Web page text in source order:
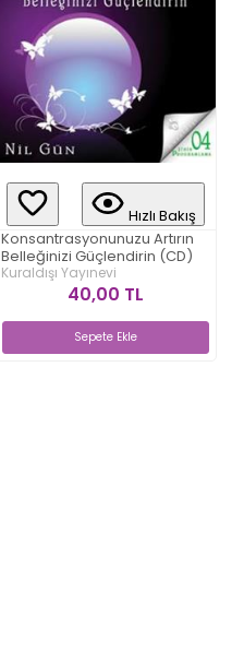
Hızlı Bakış
Konsantrasyonunuzu Artırın
Belleğinizi Güçlendirin (CD)
Kuraldışı Yayınevi
40,00 TL
Sepete Ekle